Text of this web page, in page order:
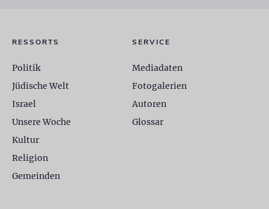
RESSORTS
Politik
Jüdische Welt
Israel
Unsere Woche
Kultur
Religion
Gemeinden
SERVICE
Mediadaten
Fotogalerien
Autoren
Glossar